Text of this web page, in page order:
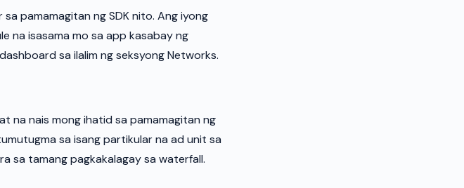
pamamagitan ng SDK nito. Ang iyong
na isasama mo sa app kasabay ng
sa ilalim ng seksyong Networks.
na nais mong ihatid sa pamamagitan ng
sa isang partikular na ad unit sa
sa tamang pagkakalagay sa waterfall.